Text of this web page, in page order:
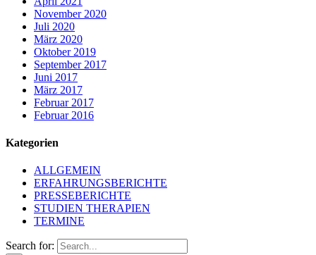
November 2020
Juli 2020
März 2020
Oktober 2019
September 2017
Juni 2017
März 2017
Februar 2017
Februar 2016
Kategorien
ALLGEMEIN
ERFAHRUNGSBERICHTE
PRESSEBERICHTE
STUDIEN THERAPIEN
TERMINE
Search for: